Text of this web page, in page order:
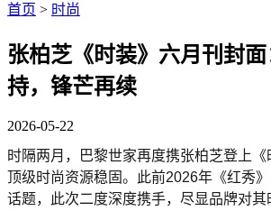
首页 > 时尚
张柏芝《时装》六月刊封
持，锋芒再续
2026-05-22
时隔两月，巴黎世家再度携张柏芝登上《
顶级时尚资源稳固。此前2026年《红秀
话题，此次二度深度携手，尽显品牌对其